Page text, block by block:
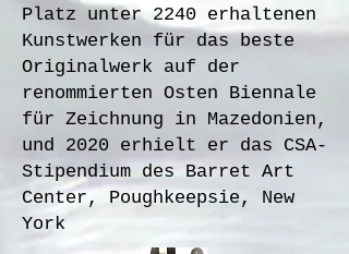
Platz unter 2240 erhaltenen
Kunstwerken für das beste
Originalwerk auf der
renommierten Osten Biennale
für Zeichnung in Mazedonien,
und 2020 erhielt er das CSA-
Stipendium des Barret Art
Center, Poughkeepsie, New
York